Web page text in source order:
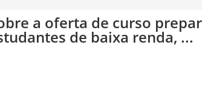
a oferta de curso
de baixa renda, ...